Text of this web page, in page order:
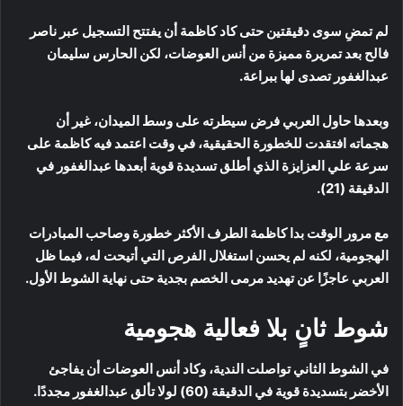
لم تمضِ سوى دقيقتين حتى كاد كاظمة أن يفتتح التسجيل عبر ناصر
فالح بعد تمريرة مميزة من أنس العوضات، لكن الحارس سليمان
عبدالغفور تصدى لها ببراعة.
وبعدها حاول العربي فرض سيطرته على وسط الميدان، غير أن
هجماته افتقدت للخطورة الحقيقية، في وقت اعتمد فيه كاظمة على
سرعة علي العزايزة الذي أطلق تسديدة قوية أبعدها عبدالغفور في
الدقيقة (21).
مع مرور الوقت بدا كاظمة الطرف الأكثر خطورة وصاحب المبادرات
الهجومية، لكنه لم يحسن استغلال الفرص التي أتيحت له، فيما ظل
العربي عاجزًا عن تهديد مرمى الخصم بجدية حتى نهاية الشوط الأول.
شوط ثانٍ بلا فعالية هجومية
في الشوط الثاني تواصلت الندية، وكاد أنس العوضات أن يفاجئ
الأخضر بتسديدة قوية في الدقيقة (60) لولا تألق عبدالغفور مجددًا.